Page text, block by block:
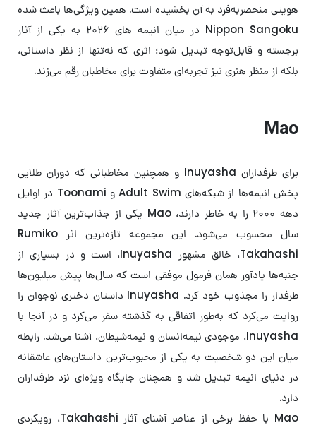
هویتی منحصربه‌فرد به آن بخشیده است. همین ویژگی‌ها باعث شده
Nippon Sangoku در میان انیمه های ۲۰۲۶ به یکی از آثار
برجسته و قابل‌توجه تبدیل شود؛ اثری که نه‌تنها از نظر داستانی،
بلکه از منظر هنری نیز تجربه‌ای متفاوت برای مخاطبان رقم می‌زند.
Mao
برای طرفداران Inuyasha و همچنین مخاطبانی که دوران طلایی
پخش انیمه‌ها از شبکه‌های Adult Swim و Toonami در اوایل
دهه ۲۰۰۰ را به خاطر دارند، Mao یکی از جذاب‌ترین آثار جدید
سال محسوب می‌شود. این مجموعه تازه‌ترین اثر Rumiko
Takahashi، خالق مشهور Inuyasha، است و در بسیاری از
جنبه‌ها یادآور همان فرمول موفقی است که سال‌ها پیش میلیون‌ها
طرفدار را مجذوب خود کرد. Inuyasha داستان دختری نوجوان را
روایت می‌کرد که به‌طور اتفاقی به گذشته سفر می‌کرد و در آنجا با
Inuyasha، موجودی نیمه‌انسان و نیمه‌شیطان، آشنا می‌شد. رابطه
میان این دو شخصیت به یکی از محبوب‌ترین داستان‌های عاشقانه
در دنیای انیمه تبدیل شد و همچنان جایگاه ویژه‌ای نزد طرفداران
دارد.
Mao با حفظ برخی از عناصر آشنای آثار Takahashi، رویکردی